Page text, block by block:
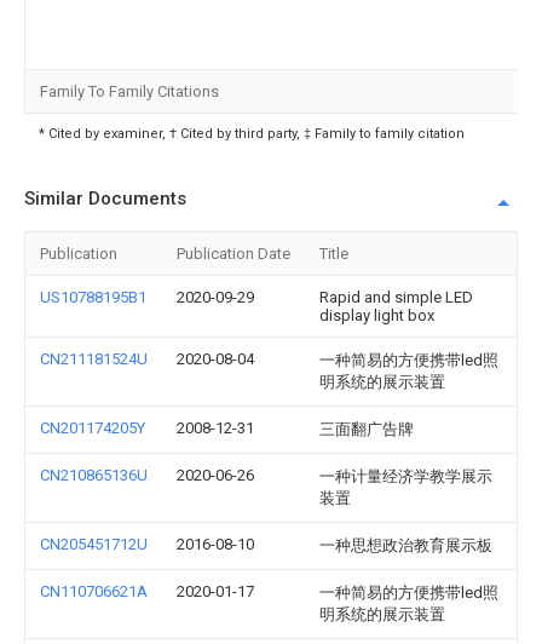
Family To Family Citations
* Cited by examiner, † Cited by third party, ‡ Family to family citation
Similar Documents
Publication Publication Date Title
US10788195B1 2020-09-29
Rapid and simple LED
display light box
CN211181524U 2020-08-04
一种简易的方便携带led照
明系统的展示装置
CN201174205Y 2008-12-31 三面翻广告牌
CN210865136U 2020-06-26
一种计量经济学教学展示
装置
CN205451712U 2016-08-10 一种思想政治教育展示板
CN110706621A 2020-01-17
一种简易的方便携带led照
明系统的展示装置